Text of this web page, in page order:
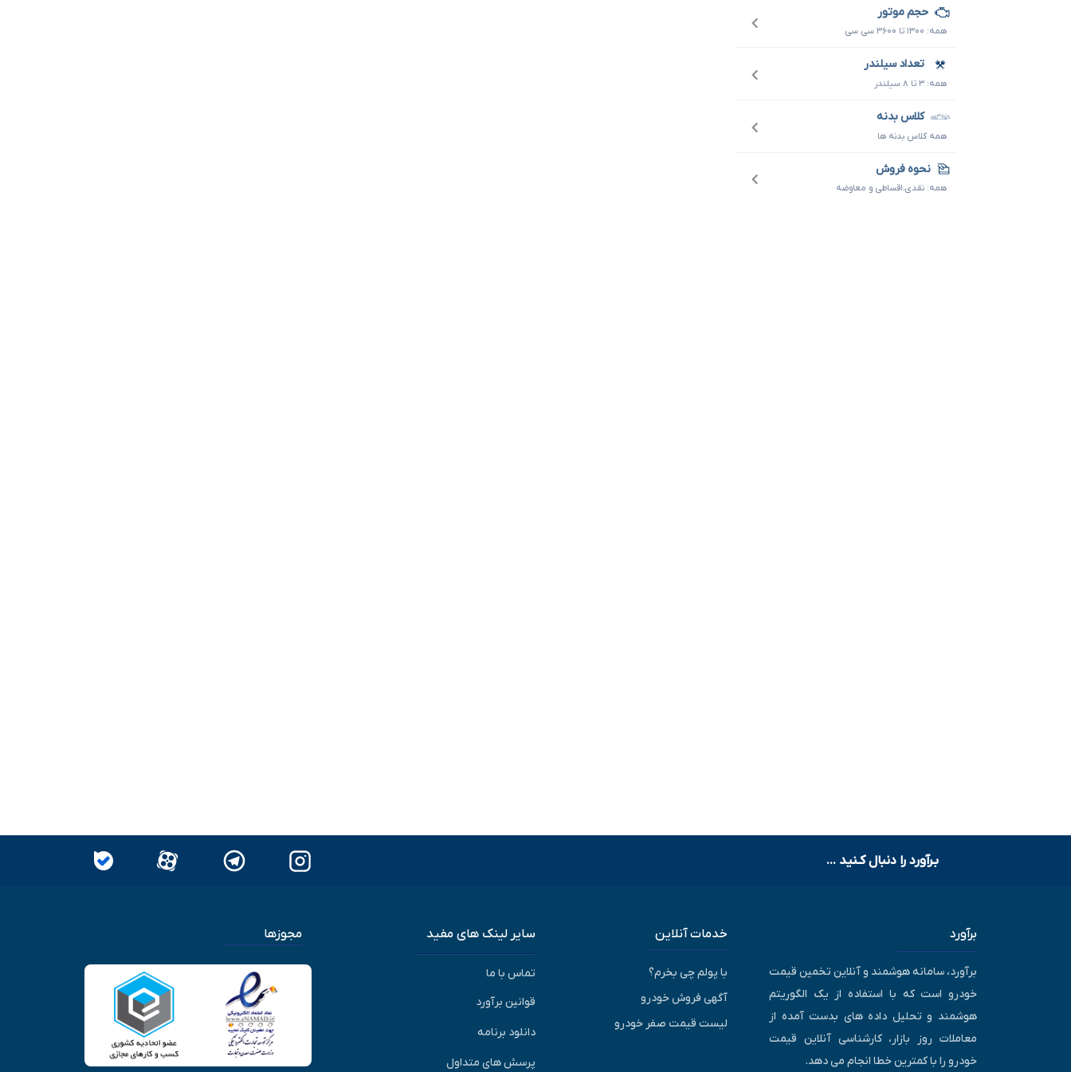
حجم موتور
همه: ۱۳۰۰ تا ۳۶۰۰ سی سی
تعداد سیلندر
همه: ۳ تا ۸ سیلندر
کلاس بدنه
همه کلاس بدنه ها
نحوه فروش
همه: نقدی،اقساطی و معاوضه
بـرآورد را دنبال کـنید ...
برآورد
برآورد، سامانه هوشمند و آنلاین تخمین قیمت
خودرو است که با استفاده از یک الگوریتم
هوشمند و تحلیل داده های بدست آمده از
معاملات روز بازار، کارشناسی آنلاین قیمت
خودرو را با کمترین خطا انجام می دهد.
خدمات آنلاین
با پولم چی بخرم؟
آگهی فروش خودرو
لیست قیمت صفر خودرو
سایر لینک های مفید
تماس با ما
قوانین برآورد
دانلود برنامه
پرسش های متداول
مجوزها